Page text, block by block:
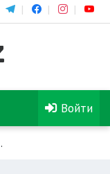
Войти